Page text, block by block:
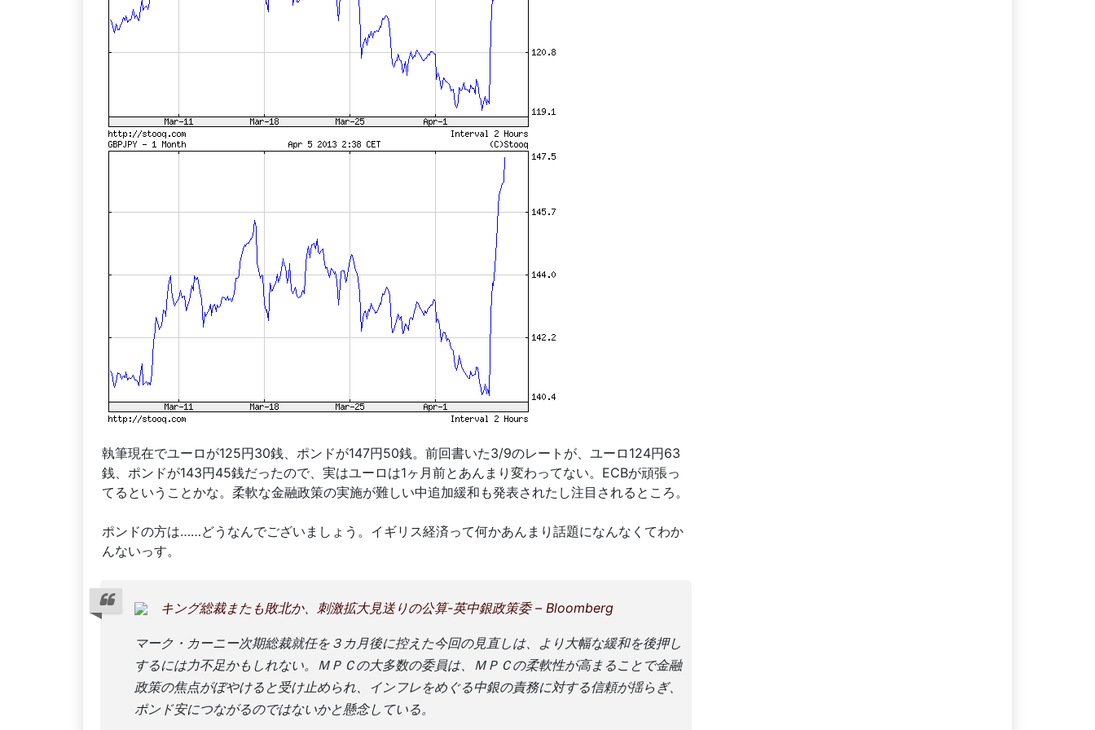
執筆現在でユーロが125円30銭、ポンドが147円50銭。前回書いた3/9のレートが、ユーロ124円63
銭、ポンドが143円45銭だったので、実はユーロは1ヶ月前とあんまり変わってない。ECBが頑張っ
てるということかな。柔軟な金融政策の実施が難しい中追加緩和も発表されたし注目されるところ。
ポンドの方は……どうなんでございましょう。イギリス経済って何かあんまり話題になんなくてわか
んないっす。
キング総裁またも敗北か、刺激拡大見送りの公算-英中銀政策委 – Bloomberg
マーク・カーニー次期総裁就任を３カ月後に控えた今回の見直しは、より大幅な緩和を後押し
するには力不足かもしれない。ＭＰＣの大多数の委員は、ＭＰＣの柔軟性が高まることで金融
政策の焦点がぼやけると受け止められ、インフレをめぐる中銀の責務に対する信頼が揺らぎ、
ポンド安につながるのではないかと懸念している。